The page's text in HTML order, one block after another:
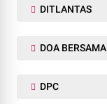
DITLANTAS
DOA BERSAMA
DPC